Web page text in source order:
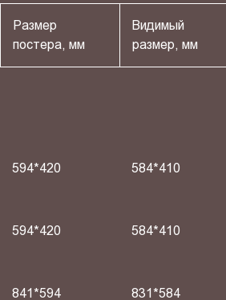
Размер
постера, мм
Видимый
размер, мм
594*420 584*410
594*420 584*410
841*594 831*584